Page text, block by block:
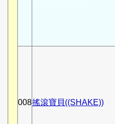
008搖滾寶貝((SHAKE))